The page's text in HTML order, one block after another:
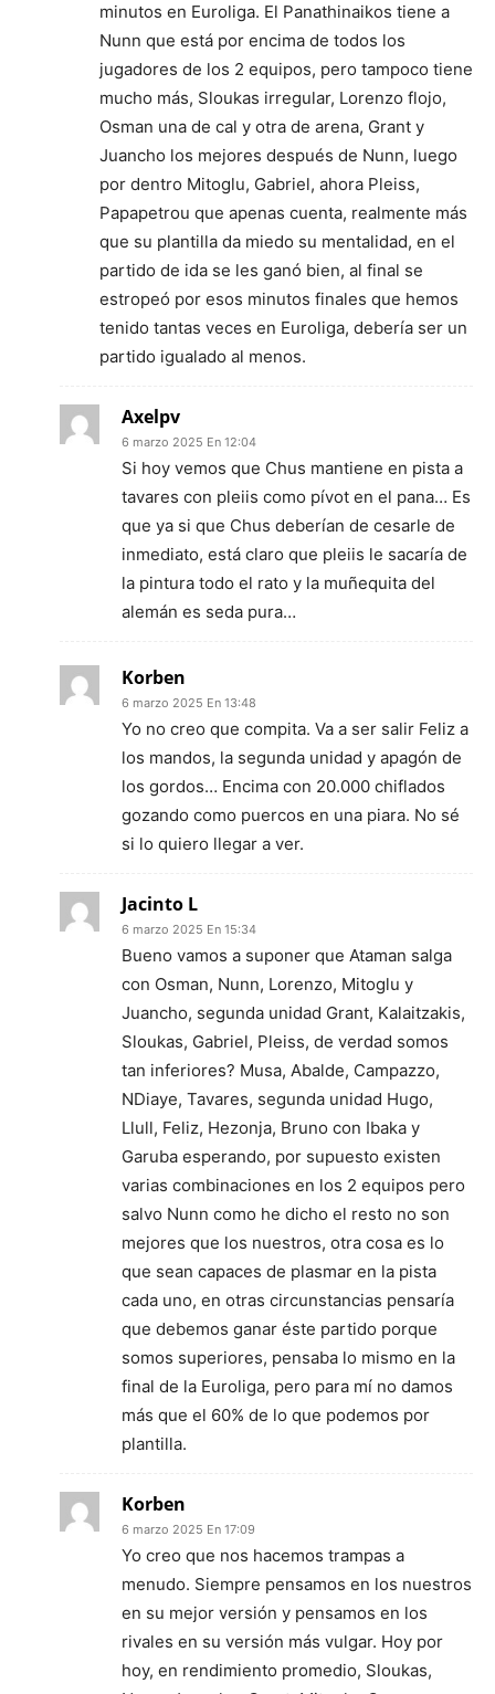
minutos en Euroliga. El Panathinaikos tiene a
Nunn que está por encima de todos los
jugadores de los 2 equipos, pero tampoco tiene
mucho más, Sloukas irregular, Lorenzo flojo,
Osman una de cal y otra de arena, Grant y
Juancho los mejores después de Nunn, luego
por dentro Mitoglu, Gabriel, ahora Pleiss,
Papapetrou que apenas cuenta, realmente más
que su plantilla da miedo su mentalidad, en el
partido de ida se les ganó bien, al final se
estropeó por esos minutos finales que hemos
tenido tantas veces en Euroliga, debería ser un
partido igualado al menos.
Axelpv
6 marzo 2025 En 12:04
Si hoy vemos que Chus mantiene en pista a
tavares con pleiis como pívot en el pana… Es
que ya si que Chus deberían de cesarle de
inmediato, está claro que pleiis le sacaría de
la pintura todo el rato y la muñequita del
alemán es seda pura…
Korben
6 marzo 2025 En 13:48
Yo no creo que compita. Va a ser salir Feliz a
los mandos, la segunda unidad y apagón de
los gordos… Encima con 20.000 chiflados
gozando como puercos en una piara. No sé
si lo quiero llegar a ver.
Jacinto L
6 marzo 2025 En 15:34
Bueno vamos a suponer que Ataman salga
con Osman, Nunn, Lorenzo, Mitoglu y
Juancho, segunda unidad Grant, Kalaitzakis,
Sloukas, Gabriel, Pleiss, de verdad somos
tan inferiores? Musa, Abalde, Campazzo,
NDiaye, Tavares, segunda unidad Hugo,
Llull, Feliz, Hezonja, Bruno con Ibaka y
Garuba esperando, por supuesto existen
varias combinaciones en los 2 equipos pero
salvo Nunn como he dicho el resto no son
mejores que los nuestros, otra cosa es lo
que sean capaces de plasmar en la pista
cada uno, en otras circunstancias pensaría
que debemos ganar éste partido porque
somos superiores, pensaba lo mismo en la
final de la Euroliga, pero para mí no damos
más que el 60% de lo que podemos por
plantilla.
Korben
6 marzo 2025 En 17:09
Yo creo que nos hacemos trampas a
menudo. Siempre pensamos en los nuestros
en su mejor versión y pensamos en los
rivales en su versión más vulgar. Hoy por
hoy, en rendimiento promedio, Sloukas,